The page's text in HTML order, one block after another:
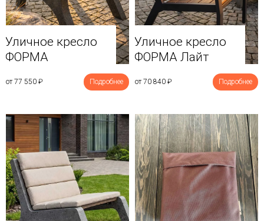
Уличное кресло
ФОРМА
от 77 550 ₽ Подробнее
Уличное кресло
ФОРМА Лайт
от 70 840 ₽ Подробнее